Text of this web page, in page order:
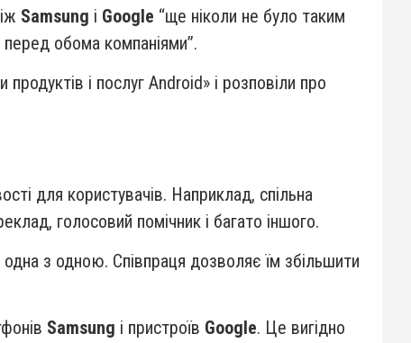
Samsung і Google “ще ніколи не було таким
обома компаніями”.
і послуг Android» і розповіли про
для користувачів. Наприклад, спільна
голосовий помічник і багато іншого.
з одною. Співпраця дозволяє їм збільшити
Samsung і пристроїв Google. Це вигідно